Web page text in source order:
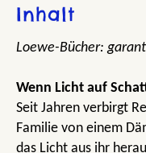
Inhalt
Loewe-Bücher:
Wenn Licht auf
Seit Jahren verbirgt
Familie von einem
das Licht aus ihr